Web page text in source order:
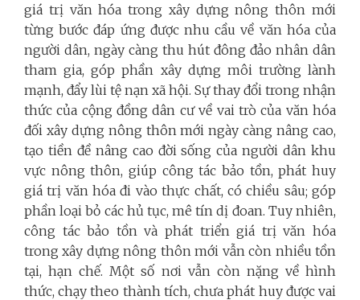
giá trị văn hóa trong xây dựng nông thôn mới
từng bước đáp ứng được nhu cầu về văn hóa của
người dân, ngày càng thu hút đông đảo nhân dân
tham gia, góp phần xây dựng môi trường lành
mạnh, đẩy lùi tệ nạn xã hội. Sự thay đổi trong nhận
thức của cộng đồng dân cư về vai trò của văn hóa
đối xây dựng nông thôn mới ngày càng nâng cao,
tạo tiền đề nâng cao đời sống của người dân khu
vực nông thôn, giúp công tác bảo tồn, phát huy
giá trị văn hóa đi vào thực chất, có chiều sâu; góp
phần loại bỏ các hủ tục, mê tín dị đoan. Tuy nhiên,
công tác bảo tồn và phát triển giá trị văn hóa
trong xây dựng nông thôn mới vẫn còn nhiều tồn
tại, hạn chế. Một số nơi vẫn còn nặng về hình
thức, chạy theo thành tích, chưa phát huy được vai